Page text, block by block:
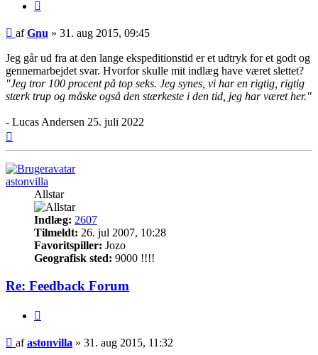
Indlæg
afGnu » 31. aug 2015, 09:45
Jeg går ud fra at den lange ekspeditionstid er et udtryk for et godt og
gennemarbejdet svar. Hvorfor skulle mit indlæg have været slettet?
"Jeg tror 100 procent på top seks. Jeg synes, vi har en rigtig, rigtig
stærk trup og måske også den stærkeste i den tid, jeg har været her."
- Lucas Andersen 25. juli 2022
astonvilla
Allstar
Indlæg: 2607
Tilmeldt: 26. jul 2007, 10:28
Favoritspiller: Jozo
Geografisk sted: 9000 !!!!
Re: Feedback Forum
Indlæg
afastonvilla » 31. aug 2015, 11:32